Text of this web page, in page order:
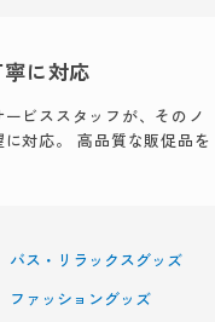
に対応
ビススタッフが、そのノ
対応。 高品質な販促品を
バス・リラックスグッズ
ファッショングッズ